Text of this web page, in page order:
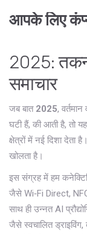
आपके लिए
2025:
समाचार
जब बात 2025,
घटी हैं, की आती है, तो
क्षेत्रों में नई दिशा देता है।
खोलता है।
इस संग्रह में हम
जैसे Wi‑Fi Direct,
साथ हीउन्नत AI
जैसे स्वचालित ड्राइविंग,